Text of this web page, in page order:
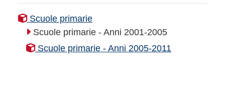
Scuole primarie
Scuole primarie - Anni 2001-2005
Scuole primarie - Anni 2005-2011